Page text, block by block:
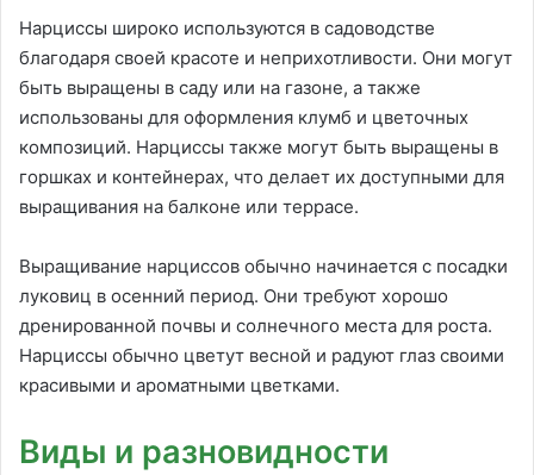
Нарциссы широко используются в садоводстве
благодаря своей красоте и неприхотливости. Они могут
быть выращены в саду или на газоне, а также
использованы для оформления клумб и цветочных
композиций. Нарциссы также могут быть выращены в
горшках и контейнерах, что делает их доступными для
выращивания на балконе или террасе.
Выращивание нарциссов обычно начинается с посадки
луковиц в осенний период. Они требуют хорошо
дренированной почвы и солнечного места для роста.
Нарциссы обычно цветут весной и радуют глаз своими
красивыми и ароматными цветками.
Виды и разновидности